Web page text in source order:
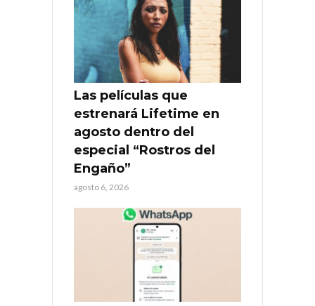
Las películas que
estrenará Lifetime en
agosto dentro del
especial “Rostros del
Engaño”
agosto 6, 2026